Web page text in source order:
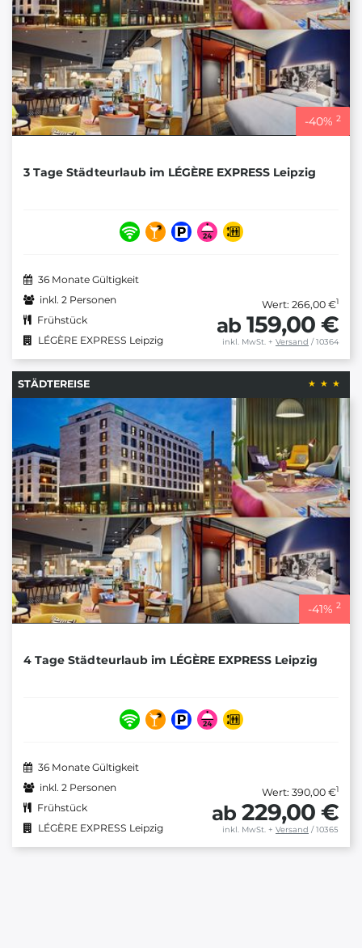
-40% 2
3 Tage Städteurlaub im LÉGÈRE EXPRESS Leipzig
36 Monate Gültigkeit
inkl. 2 Personen
Frühstück
LÉGÈRE EXPRESS Leipzig
Wert: 266,00 €1
ab 159,00 €
inkl. MwSt. + Versand / 10364
STÄDTEREISE
-41% 2
4 Tage Städteurlaub im LÉGÈRE EXPRESS Leipzig
36 Monate Gültigkeit
inkl. 2 Personen
Frühstück
LÉGÈRE EXPRESS Leipzig
Wert: 390,00 €1
ab 229,00 €
inkl. MwSt. + Versand / 10365